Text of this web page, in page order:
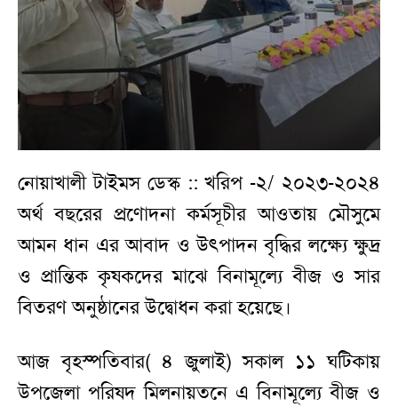
নোয়াখালী টাইমস ডেস্ক :: খরিপ -২/ ২০২৩-২০২৪
অর্থ বছরের প্রণোদনা কর্মসূচীর আওতায় মৌসুমে
আমন ধান এর আবাদ ও উৎপাদন বৃদ্ধির লক্ষ্যে ক্ষুদ্র
ও প্রান্তিক কৃষকদের মাঝে বিনামূল্যে বীজ ও সার
বিতরণ অনুষ্ঠানের উদ্বোধন করা হয়েছে।
আজ বৃহস্পতিবার( ৪ জুলাই) সকাল ১১ ঘটিকায়
উপজেলা পরিষদ মিলনায়তনে এ বিনামূল্যে বীজ ও